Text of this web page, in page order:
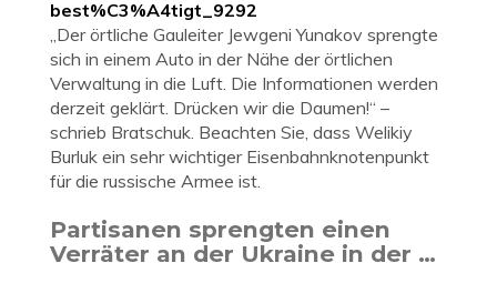
best%C3%A4tigt_9292
„Der örtliche Gauleiter Jewgeni Yunakov sprengte
sich in einem Auto in der Nähe der örtlichen
Verwaltung in die Luft. Die Informationen werden
derzeit geklärt. Drücken wir die Daumen!“ –
schrieb Bratschuk. Beachten Sie, dass Welikiy
Burluk ein sehr wichtiger Eisenbahnknotenpunkt
für die russische Armee ist.
Partisanen sprengten einen
Verräter an der Ukraine in der …